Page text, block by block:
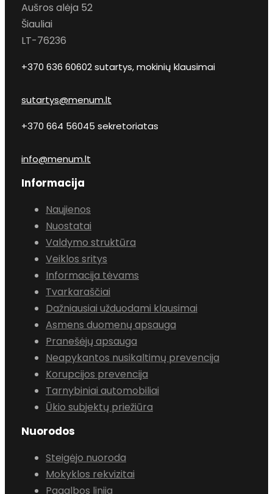
Aušros alėja 52
Šiauliai
LT-76236
+370 636 60602 sutartys, mokinių klausimai
sutartys@menum.lt
+370 664 56045 sekretoriatas
info@menum.lt
Informacija
Naujienos
Nuostatai
Valdymo struktūra
Veiklos sritys
Informacija tėvams
Tvarkaraščiai
Dažniausiai užduodami klausimai
Asmens duomenų apsauga
Pranešėjų apsauga
Neapykantos nusikaltimų prevencija
Korupcijos prevencija
Tarnybiniai automobiliai
Ūkio subjektų priežiūra
Nuorodos
Steigėjo nuoroda
Mokyklos rekvizitai
Pagalbos linija